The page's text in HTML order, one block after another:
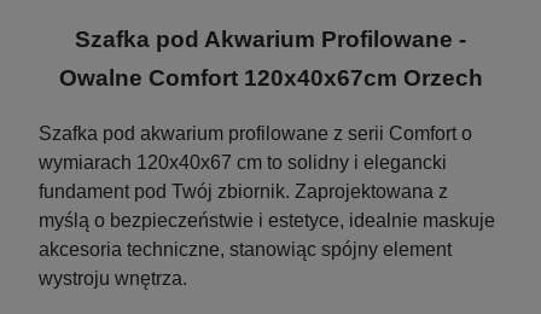
Szafka pod Akwarium Profilowane -
Owalne Comfort 120x40x67cm Orzech
Szafka pod akwarium profilowane z serii Comfort o
wymiarach 120x40x67 cm to solidny i elegancki
fundament pod Twój zbiornik. Zaprojektowana z
myślą o bezpieczeństwie i estetyce, idealnie maskuje
akcesoria techniczne, stanowiąc spójny element
wystroju wnętrza.